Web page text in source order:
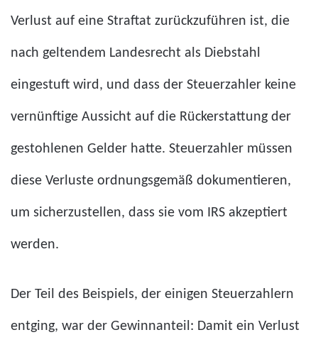
Verlust auf eine Straftat zurückzuführen ist, die
nach geltendem Landesrecht als Diebstahl
eingestuft wird, und dass der Steuerzahler keine
vernünftige Aussicht auf die Rückerstattung der
gestohlenen Gelder hatte. Steuerzahler müssen
diese Verluste ordnungsgemäß dokumentieren,
um sicherzustellen, dass sie vom IRS akzeptiert
werden.
Der Teil des Beispiels, der einigen Steuerzahlern
entging, war der Gewinnanteil: Damit ein Verlust